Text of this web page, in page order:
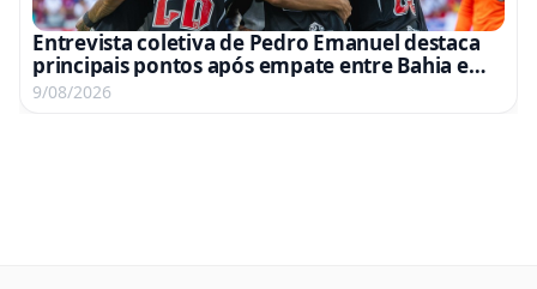
Entrevista coletiva de Pedro Emanuel destaca
principais pontos após empate entre Bahia e
Vasco
9/08/2026